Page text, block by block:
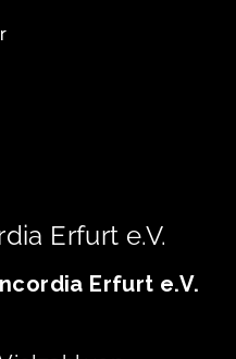
Erfurt e.V.
Erfurt e.V.